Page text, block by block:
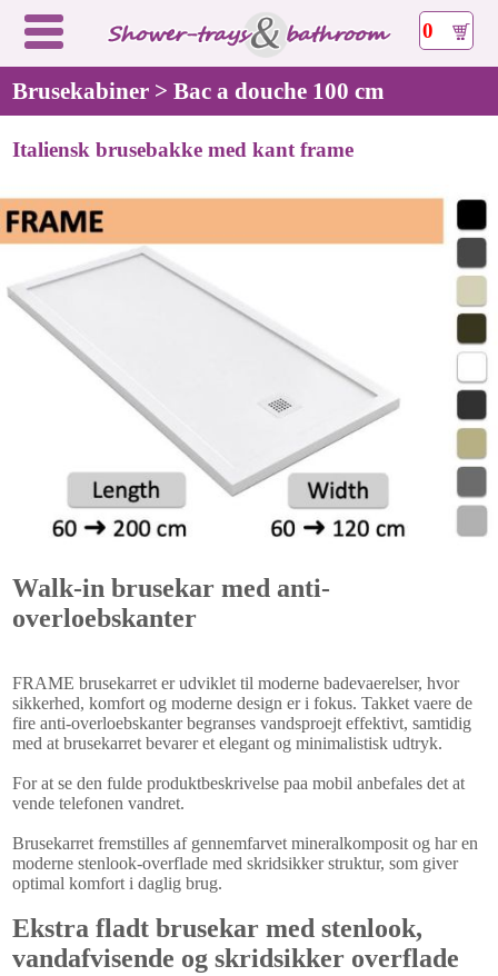
0
Brusekabiner > Bac a douche 100 cm
Italiensk brusebakke med kant frame
Walk-in brusekar med anti-
overloebskanter
FRAME brusekarret er udviklet til moderne badevaerelser, hvor
sikkerhed, komfort og moderne design er i fokus. Takket vaere de
fire anti-overloebskanter begranses vandsproejt effektivt, samtidig
med at brusekarret bevarer et elegant og minimalistisk udtryk.
For at se den fulde produktbeskrivelse paa mobil anbefales det at
vende telefonen vandret.
Brusekarret fremstilles af gennemfarvet mineralkomposit og har en
moderne stenlook-overflade med skridsikker struktur, som giver
optimal komfort i daglig brug.
Ekstra fladt brusekar med stenlook,
vandafvisende og skridsikker overflade